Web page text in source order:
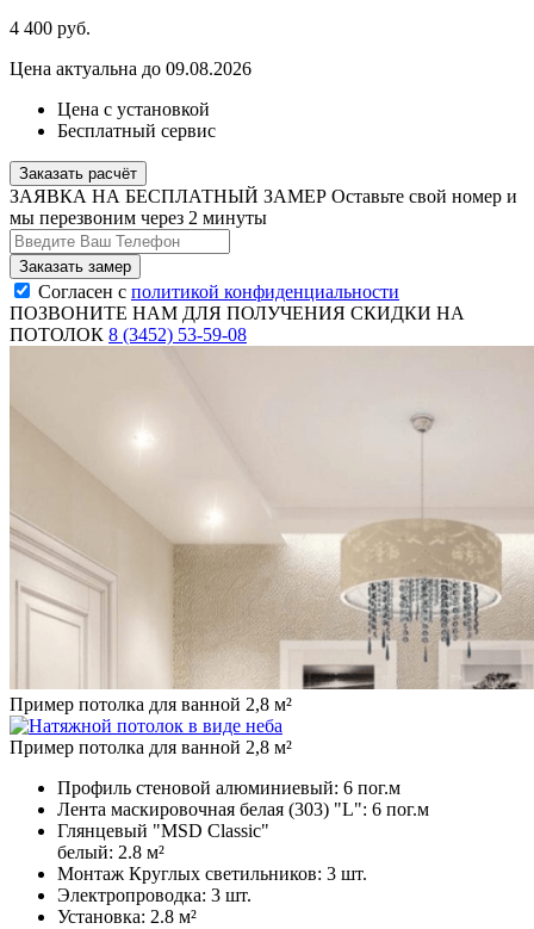
4 400 руб.
Цена актуальна до 09.08.2026
Цена с установкой
Бесплатный сервис
Заказать расчёт
ЗАЯВКА НА БЕСПЛАТНЫЙ ЗАМЕР Оставьте свой номер и
мы перезвоним через 2 минуты
Согласен с политикой конфиденциальности
ПОЗВОНИТЕ НАМ ДЛЯ ПОЛУЧЕНИЯ СКИДКИ НА
ПОТОЛОК 8 (3452) 53-59-08
Пример потолка для ванной 2,8 м²
Пример потолка для ванной 2,8 м²
Профиль стеновой алюминиевый: 6 пог.м
Лента маскировочная белая (303) "L": 6 пог.м
Глянцевый "MSD Classic"
белый: 2.8 м²
Монтаж Круглых светильников: 3 шт.
Электропроводка: 3 шт.
Установка: 2.8 м²